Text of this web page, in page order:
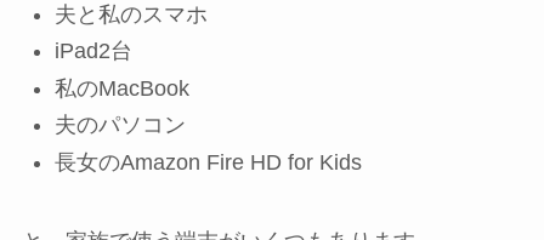
夫と私のスマホ
iPad2台
私のMacBook
夫のパソコン
長女のAmazon Fire HD for Kids